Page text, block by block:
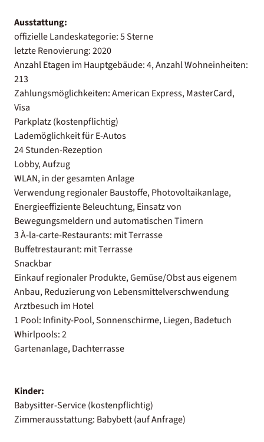
Ausstattung:
offizielle Landeskategorie: 5 Sterne
letzte Renovierung: 2020
Anzahl Etagen im Hauptgebäude: 4, Anzahl Wohneinheiten:
213
Zahlungsmöglichkeiten: American Express, MasterCard,
Visa
Parkplatz (kostenpflichtig)
Lademöglichkeit für E-Autos
24 Stunden-Rezeption
Lobby, Aufzug
WLAN, in der gesamten Anlage
Verwendung regionaler Baustoffe, Photovoltaikanlage,
Energieeffiziente Beleuchtung, Einsatz von
Bewegungsmeldern und automatischen Timern
3 À-la-carte-Restaurants: mit Terrasse
Buffetrestaurant: mit Terrasse
Snackbar
Einkauf regionaler Produkte, Gemüse/Obst aus eigenem
Anbau, Reduzierung von Lebensmittelverschwendung
Arztbesuch im Hotel
1 Pool: Infinity-Pool, Sonnenschirme, Liegen, Badetuch
Whirlpools: 2
Gartenanlage, Dachterrasse
Kinder:
Babysitter-Service (kostenpflichtig)
Zimmerausstattung: Babybett (auf Anfrage)